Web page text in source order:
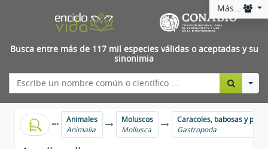
Más...
Busca entre más de 117 mil especies válidas o aceptadas y su
sinonimia
Animales
Animalia
Moluscos
Mollusca
Caracoles, babosas y
Gastropoda